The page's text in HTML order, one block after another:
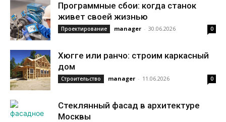
Программные сбои: когда станок
живет своей жизнью
Проектирование manager - 30.06.2026 0
Хюгге или ранчо: строим каркасный
дом
Строительство manager - 11.06.2026 0
Стеклянный фасад в архитектуре
Москвы